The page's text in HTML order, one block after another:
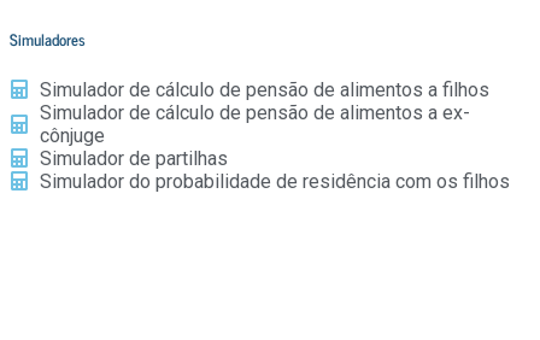
Simuladores
Simulador de cálculo de pensão de alimentos a filhos
Simulador de cálculo de pensão de alimentos a ex-
cônjuge
Simulador de partilhas
Simulador do probabilidade de residência com os filhos